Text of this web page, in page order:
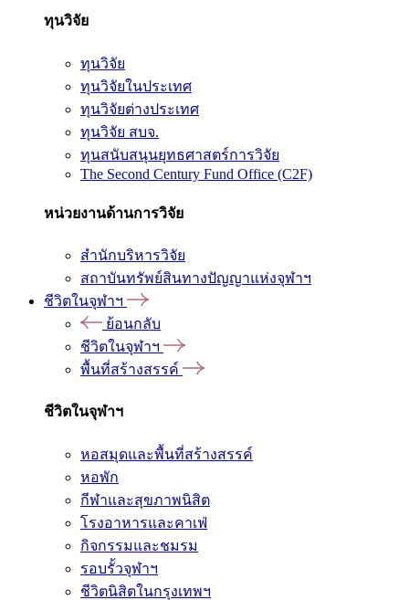
ทุนวิจัย
ทุนวิจัย
ทุนวิจัยในประเทศ
ทุนวิจัยต่างประเทศ
ทุนวิจัย สบจ.
ทุนสนับสนุนยุทธศาสตร์การวิจัย
The Second Century Fund Office (C2F)
หน่วยงานด้านการวิจัย
สำนักบริหารวิจัย
สถาบันทรัพย์สินทางปัญญาแห่งจุฬาฯ
ชีวิตในจุฬาฯ
ย้อนกลับ
ชีวิตในจุฬาฯ
พื้นที่สร้างสรรค์
ชีวิตในจุฬาฯ
หอสมุดและพื้นที่สร้างสรรค์
หอพัก
กีฬาและสุขภาพนิสิต
โรงอาหารและคาเฟ่
กิจกรรมและชมรม
รอบรั้วจุฬาฯ
ชีวิตนิสิตในกรุงเทพฯ